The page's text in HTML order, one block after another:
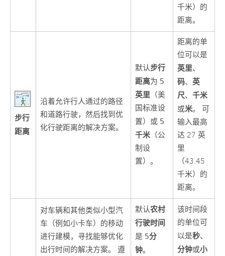
千米）的
距离。
步行
距离
沿着允许行人通过的路径
和道路行驶，然后找到优
化行驶距离的解决方案。
默认步行
距离为 5
英里 （美
国标准设
置）或 5
千米 （公
制设
置）。
距离的单
位可以是
英里、
码、英
尺、千米
或米。 可
输入最高
达 27 英
里
（43.45
千米）的
距离。
对车辆和其他类似小型汽
车（例如小卡车）的移动
进行建模，寻找能够优化
出行时间的解决方案。 遵
默认农村
行驶时间
是 5分
钟。
该时间段
的单位可
以是秒、
分钟或小